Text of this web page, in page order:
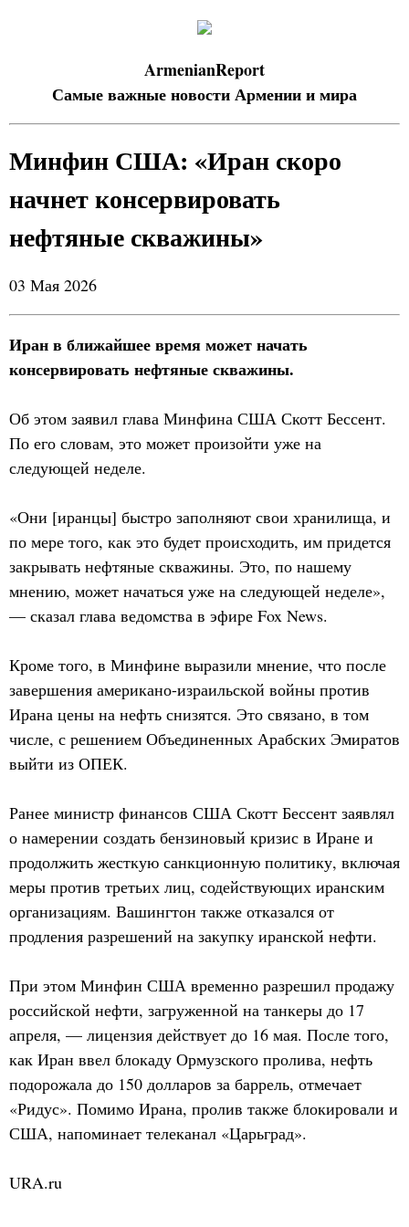
ArmenianReport
Самые важные новости Армении и мира
Минфин США: «Иран скоро
начнет консервировать
нефтяные скважины»
03 Мая 2026
Иран в ближайшее время может начать
консервировать нефтяные скважины.
Об этом заявил глава Минфина США Скотт Бессент.
По его словам, это может произойти уже на
следующей неделе.
«Они [иранцы] быстро заполняют свои хранилища, и
по мере того, как это будет происходить, им придется
закрывать нефтяные скважины. Это, по нашему
мнению, может начаться уже на следующей неделе»,
— сказал глава ведомства в эфире Fox News.
Кроме того, в Минфине выразили мнение, что после
завершения американо-израильской войны против
Ирана цены на нефть снизятся. Это связано, в том
числе, с решением Объединенных Арабских Эмиратов
выйти из ОПЕК.
Ранее министр финансов США Скотт Бессент заявлял
о намерении создать бензиновый кризис в Иране и
продолжить жесткую санкционную политику, включая
меры против третьих лиц, содействующих иранским
организациям. Вашингтон также отказался от
продления разрешений на закупку иранской нефти.
При этом Минфин США временно разрешил продажу
российской нефти, загруженной на танкеры до 17
апреля, — лицензия действует до 16 мая. После того,
как Иран ввел блокаду Ормузского пролива, нефть
подорожала до 150 долларов за баррель, отмечает
«Ридус». Помимо Ирана, пролив также блокировали и
США, напоминает телеканал «Царьград».
URA.ru